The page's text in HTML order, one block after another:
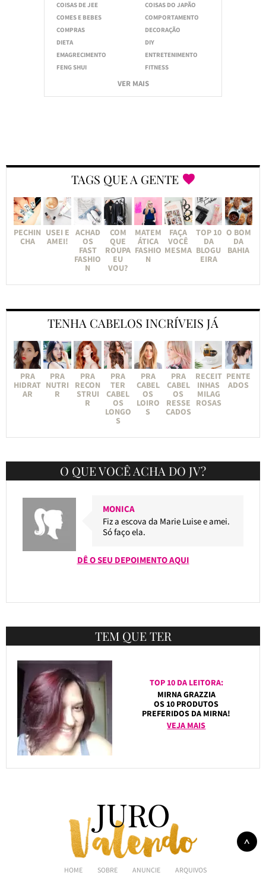
COISAS DE JEE
COISAS DO JAPÃO
COMES E BEBES
COMPORTAMENTO
COMPRAS
DECORAÇÃO
DIETA
DIY
EMAGRECIMENTO
ENTRETENIMENTO
FENG SHUI
FITNESS
VER MAIS
TAGS QUE A GENTE
PECHIN
CHA
USEI E
AMEI!
ACHAD
OS
FAST
FASHIO
N
COM
QUE
ROUPA
EU
VOU?
MATEM
ÁTICA
FASHIO
N
FAÇA
VOCÊ
MESMA
TOP 10
DA
BLOGU
EIRA
O BOM
DA
BAHIA
TENHA CABELOS INCRÍVEIS JÁ
PRA
HIDRAT
AR
PRA
NUTRI
R
PRA
RECON
STRUI
R
PRA
TER
CABEL
OS
LONGO
S
PRA
CABEL
OS
LOIRO
S
PRA
CABEL
OS
RESSE
CADOS
RECEIT
INHAS
MILAG
ROSAS
PENTE
ADOS
O QUE VOCÊ ACHA DO JV?
MONICA
Fiz a escova da Marie Luise e amei.
Só faço ela.
DÊ O SEU DEPOIMENTO AQUI
TEM QUE TER
TOP 10 DA LEITORA:
MIRNA GRAZZIA
OS 10 PRODUTOS
PREFERIDOS DA MIRNA!
VEJA MAIS
HOME SOBRE ANUNCIE ARQUIVOS